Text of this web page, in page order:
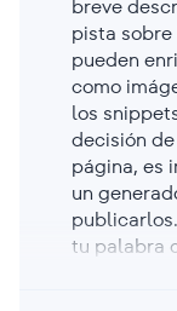
breve
pista
pueden
como
los
decisión
página, es
un
tu palabra